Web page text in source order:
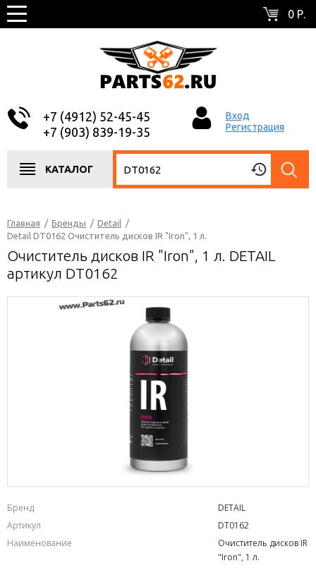
0 Р.
+7 (4912) 52-45-45
+7 (903) 839-19-35
Вход
Регистрация
КАТАЛОГ
Главная / Бренды / Detail /
Detail DT0162 Очиститель дисков IR "Iron", 1 л.
Очиститель дисков IR "Iron", 1 л. DETAIL
артикул DT0162
Бренд
DETAIL
Артикул
DT0162
Наименование
Очиститель дисков IR
"Iron", 1 л.